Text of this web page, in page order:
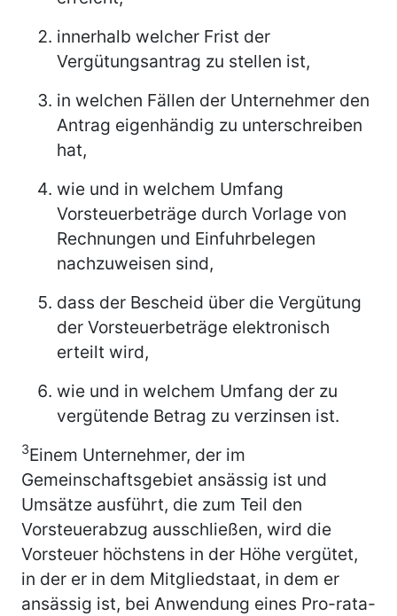
innerhalb welcher Frist der
Vergütungsantrag zu stellen ist,
in welchen Fällen der Unternehmer den
Antrag eigenhändig zu unterschreiben
hat,
wie und in welchem Umfang
Vorsteuerbeträge durch Vorlage von
Rechnungen und Einfuhrbelegen
nachzuweisen sind,
dass der Bescheid über die Vergütung
der Vorsteuerbeträge elektronisch
erteilt wird,
wie und in welchem Umfang der zu
vergütende Betrag zu verzinsen ist.
3Einem Unternehmer, der im
Gemeinschaftsgebiet ansässig ist und
Umsätze ausführt, die zum Teil den
Vorsteuerabzug ausschließen, wird die
Vorsteuer höchstens in der Höhe vergütet,
in der er in dem Mitgliedstaat, in dem er
ansässig ist, bei Anwendung eines Pro-rata-